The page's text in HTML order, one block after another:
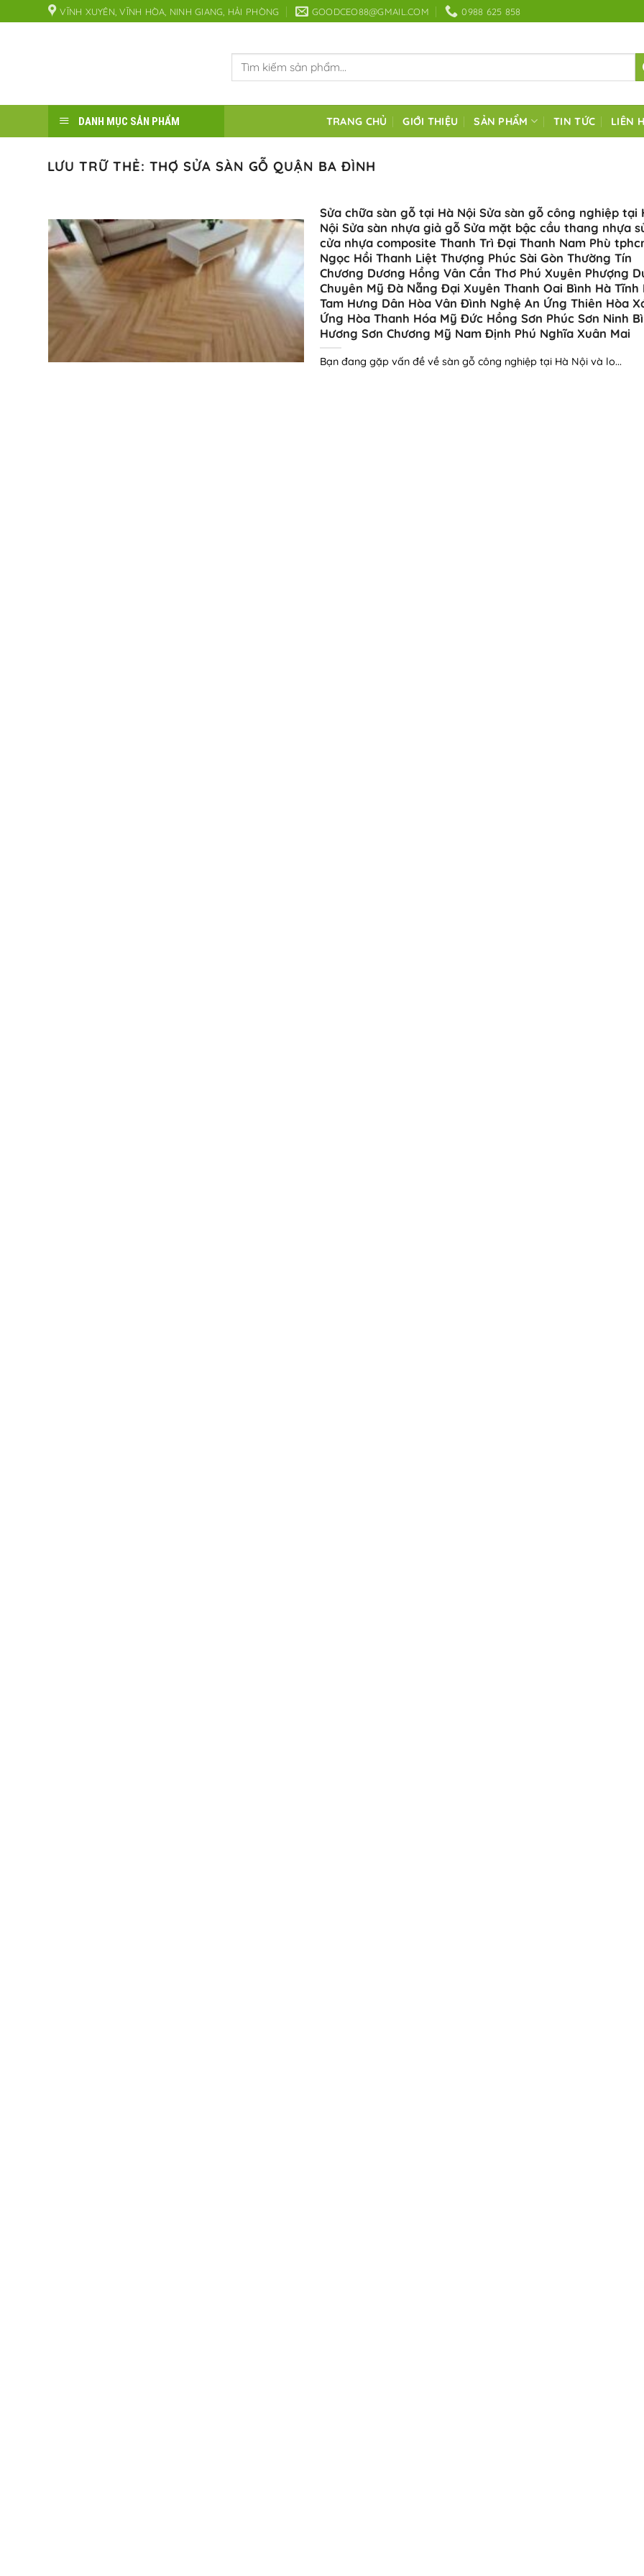
qua
VĨNH XUYÊN, VĨNH HÒA, NINH GIANG, HẢI PHÒNG GOODCEO88@GMAIL.COM 0988 625 858
Tìm
DANH MỤC SẢN PHẨM TRANG CHỦ GIỚI THIỆU SẢN PHẨM TIN TỨC LIÊN
LƯU TRỮ THẺ: THỢ SỬA SÀN GỖ QUẬN BA ĐÌNH
Sửa chữa sàn gỗ tại Hà Nội Sửa sàn gỗ công nghiệp tại
Nội Sửa sàn nhựa giả gỗ Sửa mặt bậc cầu thang nhựa
cửa nhựa composite Thanh Trì Đại Thanh Nam Phù
Ngọc Hồi Thanh Liệt Thượng Phúc Sài Gòn Thường Tín
Chương Dương Hồng Vân Cần Thơ Phú Xuyên Phượng
Chuyên Mỹ Đà Nẵng Đại Xuyên Thanh Oai Bình Hà Tĩnh
Tam Hưng Dân Hòa Vân Đình Nghệ An Ứng Thiên Hòa
Ứng Hòa Thanh Hóa Mỹ Đức Hồng Sơn Phúc Sơn Ninh
Hương Sơn Chương Mỹ Nam Định Phú Nghĩa Xuân Mai
Bạn đang gặp vấn đề về sàn gỗ công nghiệp tại Hà Nội và lo...